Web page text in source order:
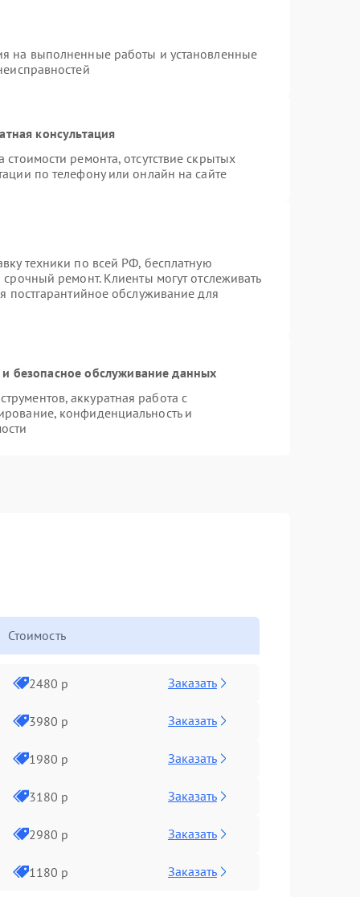
на выполненные работы и установленные
консультация
ремонта, отсутствие скрытых
по телефону или онлайн на сайте
техники по всей РФ, бесплатную
ремонт. Клиенты могут отслеживать
постгарантийное обслуживание для
безопасное обслуживание данных
аккуратная работа с
конфиденциальность и
Стоимость
2480 р Заказать
3980 р Заказать
1980 р Заказать
3180 р Заказать
2980 р Заказать
1180 р Заказать